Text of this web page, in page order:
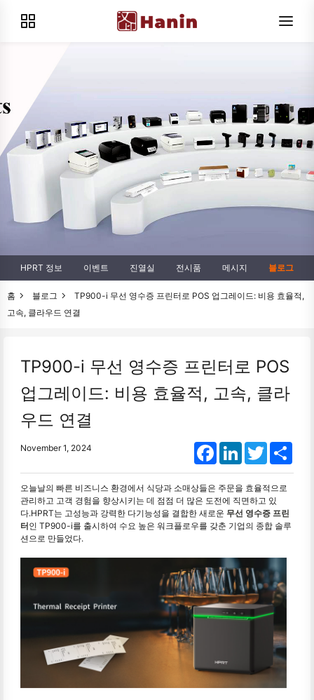
HPRT 정보 이벤트 진열실 전시품 메시지 블로그
홈 블로그
TP900-i 무선 영수증 프린터로 POS 업그레이드: 비용 효율적,
고속, 클라우드 연결
TP900-i 무선 영수증 프린터로 POS
업그레이드: 비용 효율적, 고속, 클라
우드 연결
November 1, 2024 FacebookLinkedInTwitter
오늘날의 빠른 비즈니스 환경에서 식당과 소매상들은 주문을 효율적으로
관리하고 고객 경험을 향상시키는 데 점점 더 많은 도전에 직면하고 있
다.HPRT는 고성능과 강력한 다기능성을 결합한 새로운 무선 영수증 프린
터인 TP900-i를 출시하여 수요 높은 워크플로우를 갖춘 기업의 종합 솔루
션으로 만들었다.